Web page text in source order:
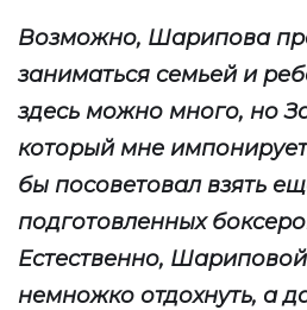
Возможно, Шарипова
заниматься семьей и
здесь можно много, но
который мне
бы посоветовал взять
подготовленных
Естественно,
немножко отдохнуть, а